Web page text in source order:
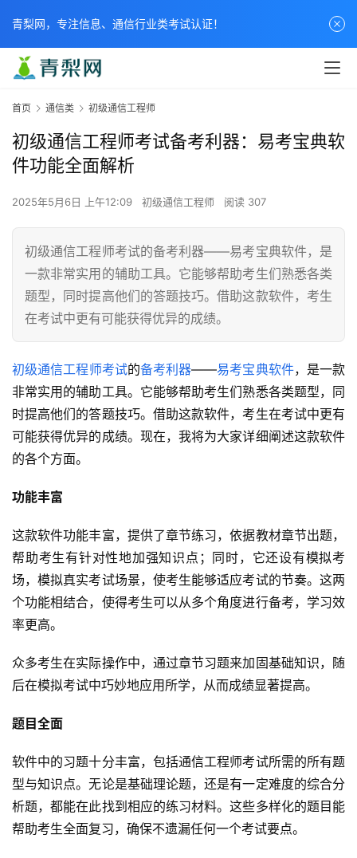
首页 通信类 初级通信工程师
初级通信工程师考试备考利器：易考宝典软
件功能全面解析
2025年5月6日 上午12:09 初级通信工程师 阅读 307
初级通信工程师考试的备考利器——易考宝典软件，是
一款非常实用的辅助工具。它能够帮助考生们熟悉各类
题型，同时提高他们的答题技巧。借助这款软件，考生
在考试中更有可能获得优异的成绩。
初级通信工程师考试的备考利器——易考宝典软件，是一款
非常实用的辅助工具。它能够帮助考生们熟悉各类题型，同
时提高他们的答题技巧。借助这款软件，考生在考试中更有
可能获得优异的成绩。现在，我将为大家详细阐述这款软件
的各个方面。
功能丰富
这款软件功能丰富，提供了章节练习，依据教材章节出题，
帮助考生有针对性地加强知识点；同时，它还设有模拟考
场，模拟真实考试场景，使考生能够适应考试的节奏。这两
个功能相结合，使得考生可以从多个角度进行备考，学习效
率更高。
众多考生在实际操作中，通过章节习题来加固基础知识，随
后在模拟考试中巧妙地应用所学，从而成绩显著提高。
题目全面
软件中的习题十分丰富，包括通信工程师考试所需的所有题
型与知识点。无论是基础理论题，还是有一定难度的综合分
析题，都能在此找到相应的练习材料。这些多样化的题目能
帮助考生全面复习，确保不遗漏任何一个考试要点。
青梨网，专注信息、通信行业类考试认证！